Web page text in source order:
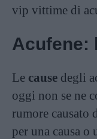
vip vittime di
Acufene:
Le cause degli
oggi non se ne
rumore causato
per una causa